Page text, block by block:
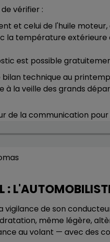
vérifier :
et celui de l'huile
la température
est possible
technique au
à la veille des grands
de la communication
:
vigilance de son
même légère,
au volant — avec des